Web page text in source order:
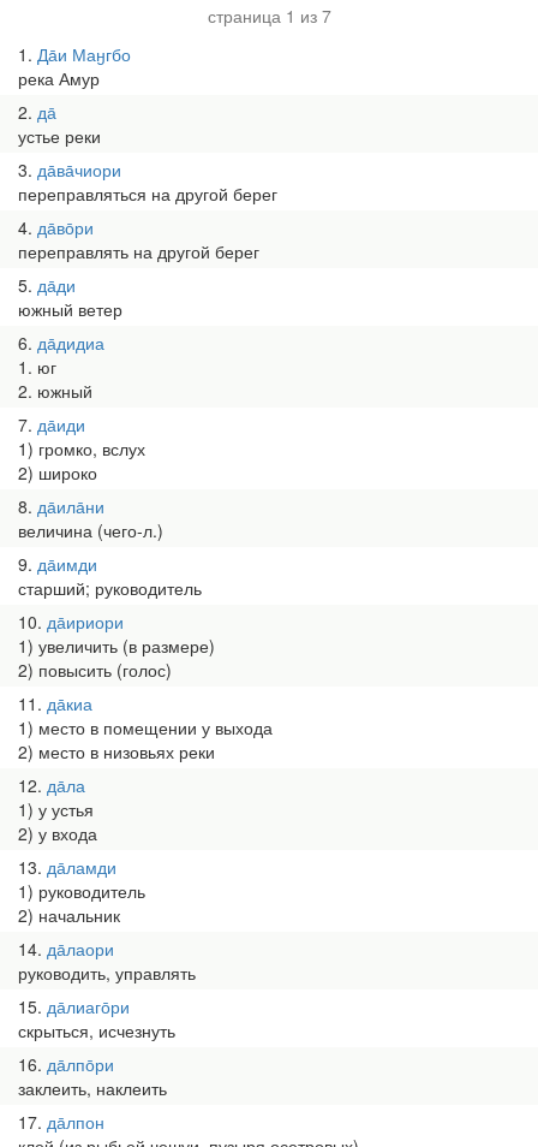
страница 1 из 7
1 Да̄и Маӈгбо
река Амур
2 да̄
устье реки
3 да̄ва̄чиори
переправляться на другой берег
4 да̄во̄ри
переправлять на другой берег
5 да̄ди
южный ветер
6 да̄дидиа
1. юг
2. южный
7 да̄иди
1) громко, вслух
2) широко
8 да̄ила̄ни
величина (чего-л.)
9 да̄имди
старший; руководитель
10 да̄ириори
1) увеличить (в размере)
2) повысить (голос)
11 да̄киа
1) место в помещении у выхода
2) место в низовьях реки
12 да̄ла
1) у устья
2) у входа
13 да̄ламди
1) руководитель
2) начальник
14 да̄лаори
руководить, управлять
15 да̄лиаго̄ри
скрыться, исчезнуть
16 да̄лпо̄ри
заклеить, наклеить
17 да̄лпон